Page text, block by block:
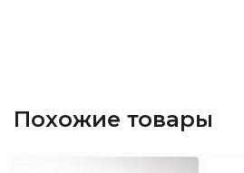
Похожие товары